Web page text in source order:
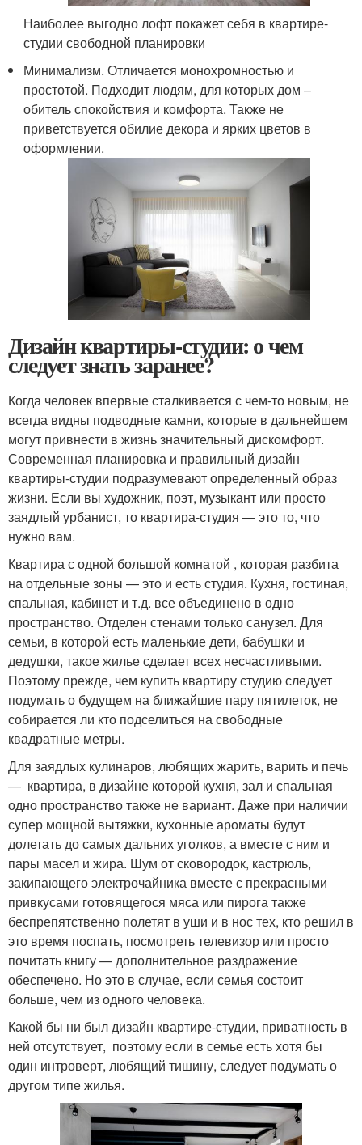
Наиболее выгодно лофт покажет себя в квартире-
студии свободной планировки
Минимализм. Отличается монохромностью и
простотой. Подходит людям, для которых дом –
обитель спокойствия и комфорта. Также не
приветствуется обилие декора и ярких цветов в
оформлении.
Дизайн квартиры-студии: о чем
следует знать заранее?
Когда человек впервые сталкивается с чем-то новым, не
всегда видны подводные камни, которые в дальнейшем
могут привнести в жизнь значительный дискомфорт.
Современная планировка и правильный дизайн
квартиры-студии подразумевают определенный образ
жизни. Если вы художник, поэт, музыкант или просто
заядлый урбанист, то квартира-студия — это то, что
нужно вам.
Квартира с одной большой комнатой , которая разбита
на отдельные зоны — это и есть студия. Кухня, гостиная,
спальная, кабинет и т.д. все объединено в одно
пространство. Отделен стенами только санузел. Для
семьи, в которой есть маленькие дети, бабушки и
дедушки, такое жилье сделает всех несчастливыми.
Поэтому прежде, чем купить квартиру студию следует
подумать о будущем на ближайшие пару пятилеток, не
собирается ли кто подселиться на свободные
квадратные метры.
Для заядлых кулинаров, любящих жарить, варить и печь
— квартира, в дизайне которой кухня, зал и спальная
одно пространство также не вариант. Даже при наличии
супер мощной вытяжки, кухонные ароматы будут
долетать до самых дальних уголков, а вместе с ним и
пары масел и жира. Шум от сковородок, кастрюль,
закипающего электрочайника вместе с прекрасными
привкусами готовящегося мяса или пирога также
беспрепятственно полетят в уши и в нос тех, кто решил в
это время поспать, посмотреть телевизор или просто
почитать книгу — дополнительное раздражение
обеспечено. Но это в случае, если семья состоит
больше, чем из одного человека.
Какой бы ни был дизайн квартире-студии, приватность в
ней отсутствует, поэтому если в семье есть хотя бы
один интроверт, любящий тишину, следует подумать о
другом типе жилья.